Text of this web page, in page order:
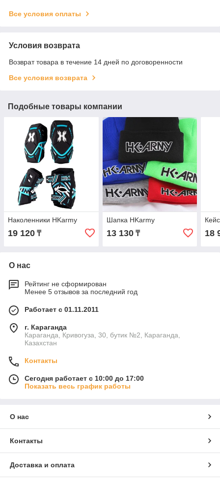
Все условия оплаты
Условия возврата
Возврат товара в течение 14 дней по договоренности
Все условия возврата
Подобные товары компании
Наколенники HKarmy
19 120 ₸
Шапка HKarmy
13 130₸ 18
О нас
Рейтинг не сформирован
Менее 5 отзывов за последний год
Работает с 01.11.2011
г. Караганда
Караганда, Кривогуза, 30, бутик №2, Караганда,
Казахстан
Контакты
Сегодня работает с 10:00 до 17:00
Показать весь график работы
О нас
Контакты
Доставка и оплата